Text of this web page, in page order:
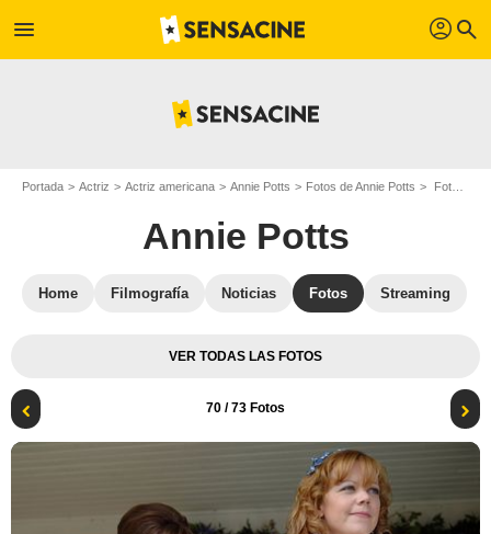
menu profil search
Portada Actriz Actriz americana Annie Potts Fotos de Annie Potts Foto Annie Potts, Emily Bergl
Annie Potts
Home Filmografía Noticias Fotos Streaming
VER TODAS LAS FOTOS
70 / 73 Fotos